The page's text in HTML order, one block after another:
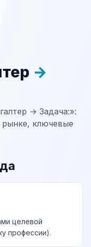
→
→ Задача:»:
рынке, ключевые
целевой
профессии).